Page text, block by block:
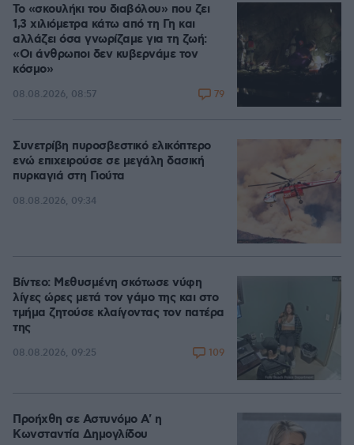
Το «σκουλήκι του διαβόλου» που ζει
1,3 χιλιόμετρα κάτω από τη Γη και
αλλάζει όσα γνωρίζαμε για τη ζωή:
«Οι άνθρωποι δεν κυβερνάμε τον
κόσμο»
08.08.2026, 08:57 79
Συνετρίβη πυροσβεστικό ελικόπτερο
ενώ επιχειρούσε σε μεγάλη δασική
πυρκαγιά στη Γιούτα
08.08.2026, 09:34
Βίντεο: Μεθυσμένη σκότωσε νύφη
λίγες ώρες μετά τον γάμο της και στο
τμήμα ζητούσε κλαίγοντας τον πατέρα
της
08.08.2026, 09:25 109
Προήχθη σε Αστυνόμο Α' η
Κωνσταντία Δημογλίδου